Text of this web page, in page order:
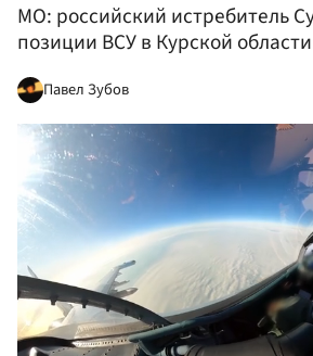
МО: российский истребитель
позиции ВСУ в Курской области
Павел Зубов